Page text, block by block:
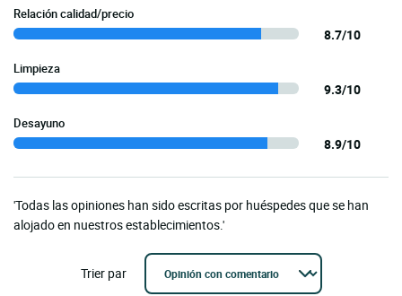
Relación calidad/precio
8.7/10
Limpieza
9.3/10
Desayuno
8.9/10
'Todas las opiniones han sido escritas por huéspedes que se han
alojado en nuestros establecimientos.'
Trier par